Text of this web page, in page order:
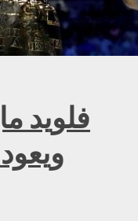
فلويد